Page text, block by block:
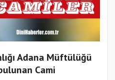
Adana Müftülüğü
Cami